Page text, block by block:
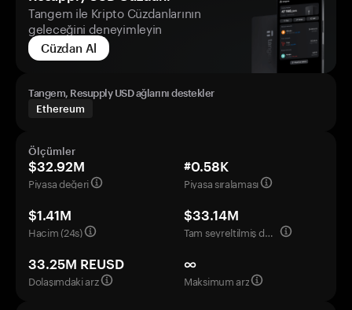
Tangem ile Kripto Cüzdanlarının
geleceğini deneyimleyin
Cüzdan Al
Tangem, Resupply USD ağlarını destekler
Ethereum
Ölçümler
$32.92M
Piyasa değeri
#0.58K
Piyasa sıralaması
$1.41M
Hacim (24s)
$33.14M
Tam seyreltilmiş değerleme
33.25M REUSD
Dolaşımdaki arz
∞
Maksimum arz